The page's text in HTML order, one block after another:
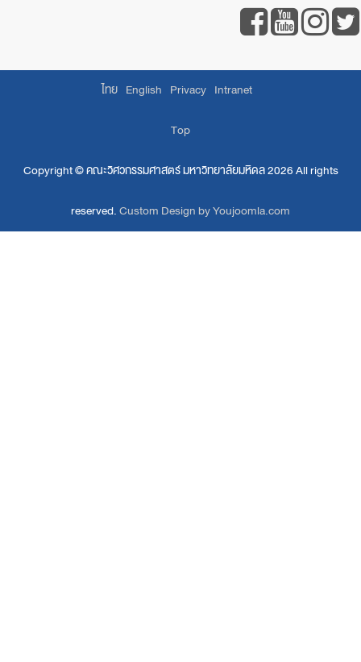
ไทย English Privacy Intranet
Top
Copyright ©คณะวิศวกรรมศาสตร์ มหาวิทยาลัยมหิดล2026 All rights
reserved.Custom Design by Youjoomla.com